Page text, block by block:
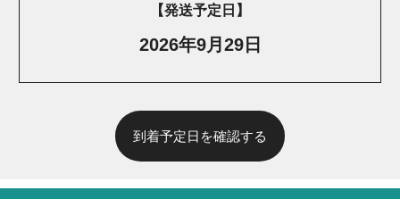
【発送予定日】
2026年9月29日
到着予定日を確認する